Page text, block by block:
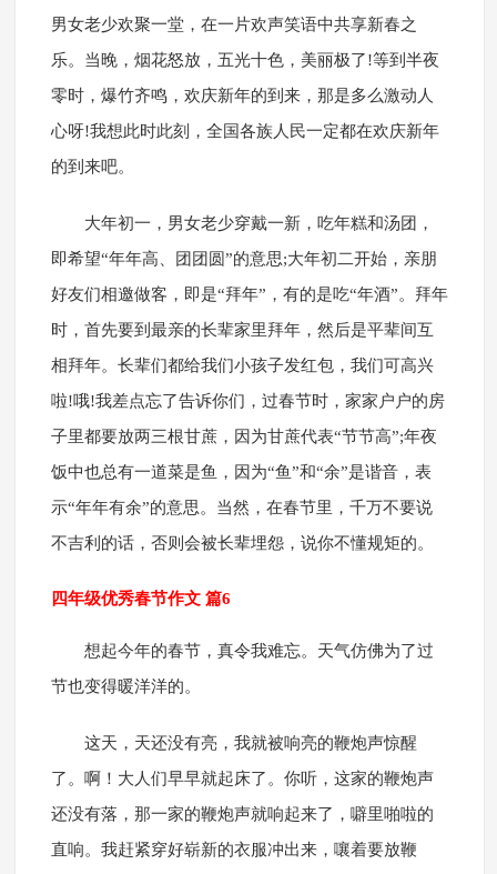
男女老少欢聚一堂，在一片欢声笑语中共享新春之
乐。当晚，烟花怒放，五光十色，美丽极了!等到半夜
零时，爆竹齐鸣，欢庆新年的到来，那是多么激动人
心呀!我想此时此刻，全国各族人民一定都在欢庆新年
的到来吧。
大年初一，男女老少穿戴一新，吃年糕和汤团，
即希望“年年高、团团圆”的意思;大年初二开始，亲朋
好友们相邀做客，即是“拜年”，有的是吃“年酒”。拜年
时，首先要到最亲的长辈家里拜年，然后是平辈间互
相拜年。长辈们都给我们小孩子发红包，我们可高兴
啦!哦!我差点忘了告诉你们，过春节时，家家户户的房
子里都要放两三根甘蔗，因为甘蔗代表“节节高”;年夜
饭中也总有一道菜是鱼，因为“鱼”和“余”是谐音，表
示“年年有余”的意思。当然，在春节里，千万不要说
不吉利的话，否则会被长辈埋怨，说你不懂规矩的。
四年级优秀春节作文 篇6
想起今年的春节，真令我难忘。天气仿佛为了过
节也变得暖洋洋的。
这天，天还没有亮，我就被响亮的鞭炮声惊醒
了。啊！大人们早早就起床了。你听，这家的鞭炮声
还没有落，那一家的鞭炮声就响起来了，噼里啪啦的
直响。我赶紧穿好崭新的衣服冲出来，嚷着要放鞭